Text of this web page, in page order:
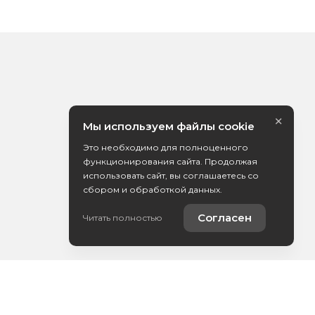
Мы используем файлы cookie
Это необходимо для полноценного
функционирования сайта. Продолжая
использовать сайт, вы соглашаетесь со
сбором и обработкой данных.
Читать полностью Согласен
×